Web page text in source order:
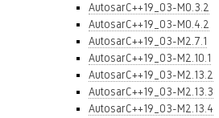
AutosarC++19_03-M0.3.2
AutosarC++19_03-M0.4.2
AutosarC++19_03-M2.7.1
AutosarC++19_03-M2.10.1
AutosarC++19_03-M2.13.2
AutosarC++19_03-M2.13.3
AutosarC++19_03-M2.13.4